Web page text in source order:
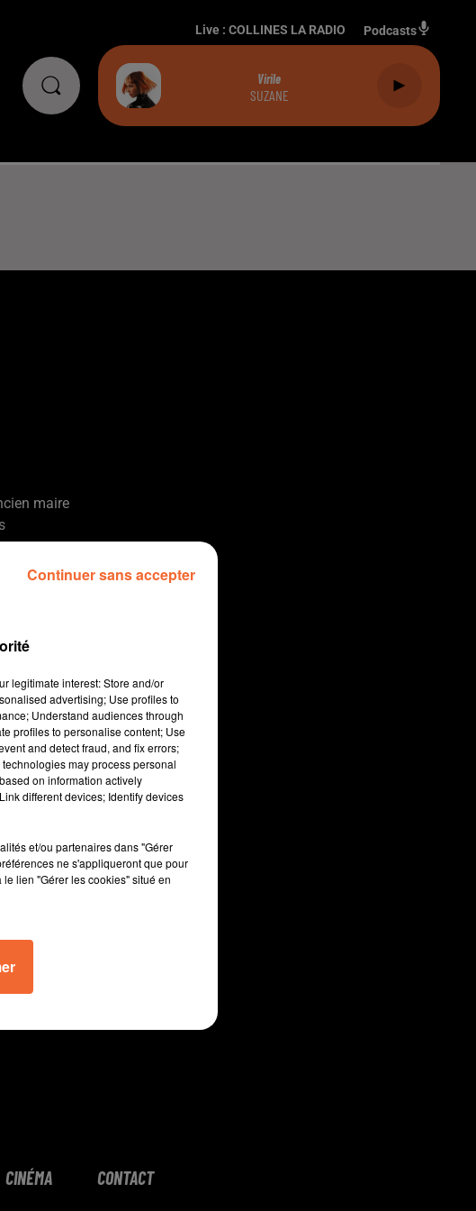
Live : COLLINES LA RADIO Podcasts
Virile
SUZANE
maire
sur le
pour
de
ce
de
d'une
27 mars,
crus aura
14 min 42 sec
CINÉMA CONTACT
legitimate interest: Store and/or
advertising; Use profiles to
Understand audiences through
profiles to personalise content; Use
and detect fraud, and fix errors;
may process personal
on information actively
different devices; Identify devices
et/ou partenaires dans "Gérer
ne s'appliqueront que pour
lien "Gérer les cookies" situé en
Continuer sans accepter